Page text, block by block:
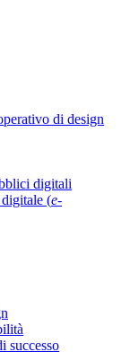
di design
digitali
(e-
successo